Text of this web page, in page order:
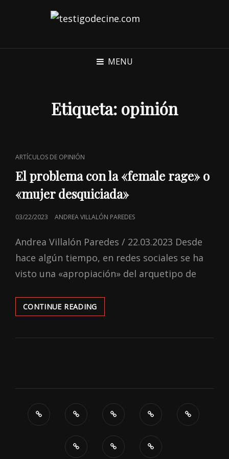
MENU
Etiqueta: opinión
CAT
LINKS
ARTÍCULOS DE OPINIÓN
El problema con la «female rage» o
«mujer desquiciada»
POSTED
03/22/2023 ANDREA VILLALÓN PAREDES
Andrea Villalón Paredes / 22.03.2023 Desde
hace algún tiempo, en redes sociales se ha
visto una «apropiación» del arquetipo de
CONTINUE READINGEL
PROBLEMA
LA
DESQUICIADA»